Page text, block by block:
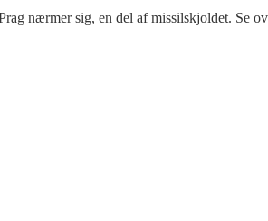
nærmer sig, en del af missilskjoldet. Se